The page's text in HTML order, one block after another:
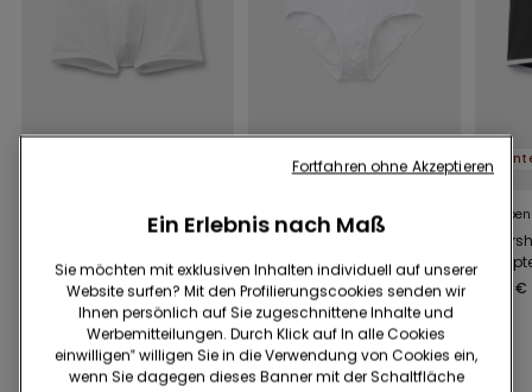
Mikrofaser mit
elastischem Logobund
11,99 €
Neu
4 Farben
elastischem Logobund
11,99 €
5 Farben
mit
12,99 €
Rabatt einlösen3 für 28,99€
Ein Erlebnis nach Maß
Sie möchten mit exklusiven Inhalten individuell auf unserer
Website surfen? Mit den Profilierungscookies senden wir
Ihnen persönlich auf Sie zugeschnittene Inhalte und
Werbemitteilungen. Durch Klick auf In alle Cookies
einwilligen‟ willigen Sie in die Verwendung von Cookies ein,
wenn Sie dagegen dieses Banner mit der Schaltfläche
Fortfahren ohne Akzeptieren